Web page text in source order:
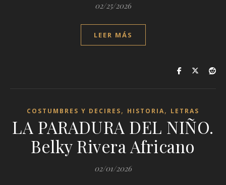
02/25/2026
LEER MÁS
COSTUMBRES Y DECIRES, HISTORIA, LETRAS
LA PARADURA DEL NIÑO.
Belky Rivera Africano
02/01/2026